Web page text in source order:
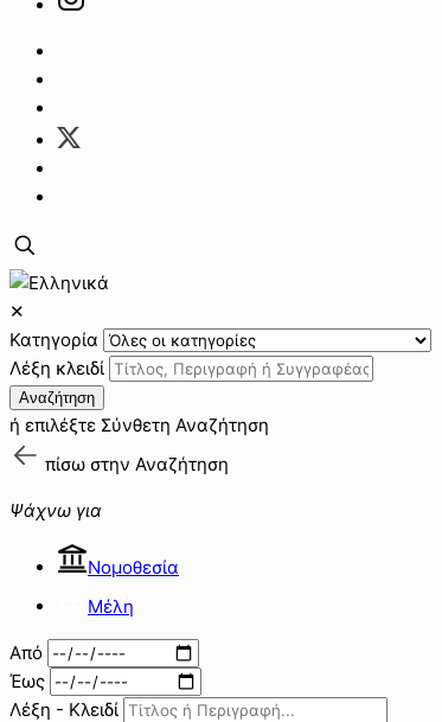
✕
Κατηγορία
Λέξη κλειδί
Αναζήτηση
ή επιλέξτε Σύνθετη Αναζήτηση
πίσω στην Αναζήτηση
Ψάχνω για
Νομοθεσία
Μέλη
Από
Έως
Λέξη - Κλειδί